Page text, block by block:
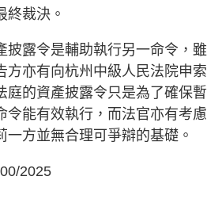
終裁決。
披露令是輔助執行另一命令，雖
方亦有向杭州中級人民法院申索
庭的資產披露令只是為了確保暫
令能有效執行，而法官亦有考慮
一方並無合理可爭辯的基礎。
2025